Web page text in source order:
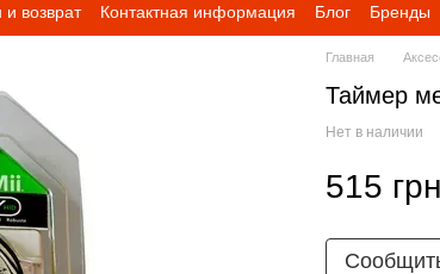
возврат Контактная информация Блог Бренды
Главная
Таймер
Нет в наличии
515 грн